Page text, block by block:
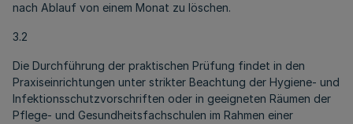
nach Ablauf von einem Monat zu löschen.
3.2
Die Durchführung der praktischen Prüfung findet in den
Praxiseinrichtungen unter strikter Beachtung der Hygiene- und
Infektionsschutzvorschriften oder in geeigneten Räumen der
Pflege- und Gesundheitsfachschulen im Rahmen einer